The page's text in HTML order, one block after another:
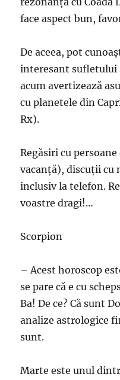
face aspect bun,
De aceea, pot
interesant sufletului
acum avertizează
cu planetele din
Rx).
Regăsiri cu
vacanţă), discuţii cu
inclusiv la telefon.
voastre dragi!…
Scorpion
– Acest horoscop
se pare că e cu
Ba! De ce? Că sunt
analize astrologice
sunt.
Marte este unul